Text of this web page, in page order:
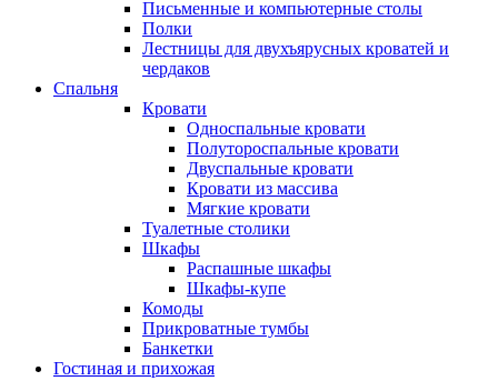
Письменные и компьютерные столы
Полки
Лестницы для двухъярусных кроватей и
чердаков
Спальня
Кровати
Односпальные кровати
Полутороспальные кровати
Двуспальные кровати
Кровати из массива
Мягкие кровати
Туалетные столики
Шкафы
Распашные шкафы
Шкафы-купе
Комоды
Прикроватные тумбы
Банкетки
Гостиная и прихожая